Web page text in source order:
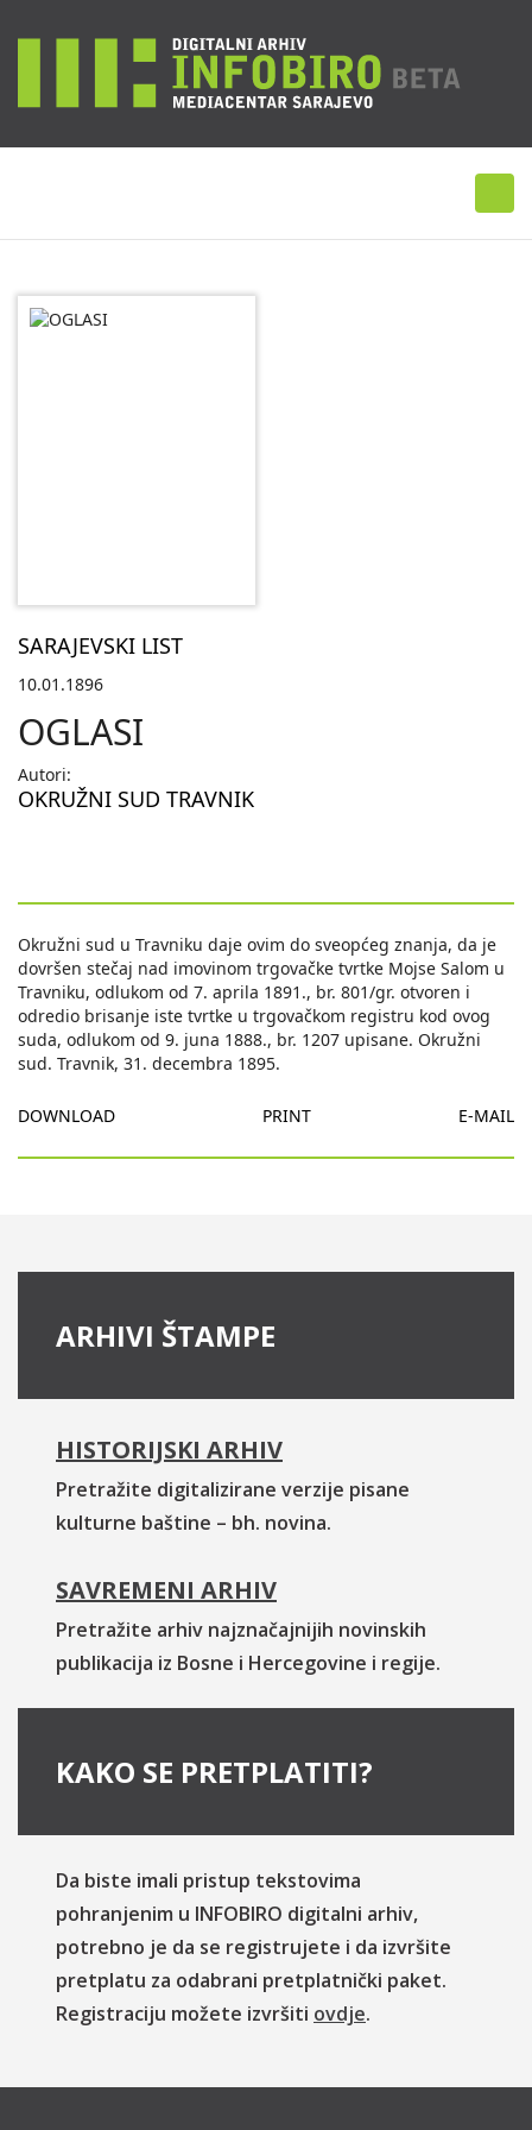
SARAJEVSKI LIST
10.01.1896
OGLASI
Autori:
OKRUŽNI SUD TRAVNIK
Okružni sud u Travniku daje ovim do sveopćeg znanja, da je
dovršen stečaj nad imovinom trgovačke tvrtke Mojse Salom u
Travniku, odlukom od 7. aprila 1891., br. 801/gr. otvoren i
odredio brisanje iste tvrtke u trgovačkom registru kod ovog
suda, odlukom od 9. juna 1888., br. 1207 upisane. Okružni
sud. Travnik, 31. decembra 1895.
DOWNLOAD PRINT E-MAIL
ARHIVI ŠTAMPE
HISTORIJSKI ARHIV
Pretražite digitalizirane verzije pisane
kulturne baštine – bh. novina.
SAVREMENI ARHIV
Pretražite arhiv najznačajnijih novinskih
publikacija iz Bosne i Hercegovine i regije.
KAKO SE PRETPLATITI?
Da biste imali pristup tekstovima
pohranjenim u INFOBIRO digitalni arhiv,
potrebno je da se registrujete i da izvršite
pretplatu za odabrani pretplatnički paket.
Registraciju možete izvršiti ovdje.